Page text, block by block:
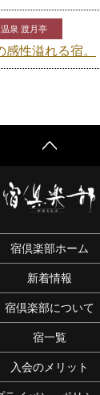
泉 渡月亭
性溢れる宿。
宿倶楽部ホーム
新着情報
宿倶楽部について
宿一覧
入会のメリット